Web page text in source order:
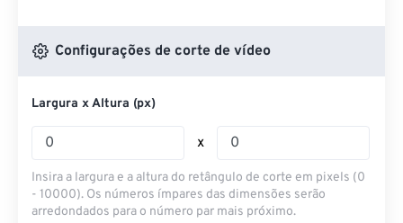
Configurações de corte de vídeo
Largura x Altura (px)
x
Insira a largura e a altura do retângulo de corte em pixels (0
- 10000). Os números ímpares das dimensões serão
arredondados para o número par mais próximo.